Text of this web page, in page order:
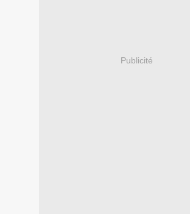
Publicité